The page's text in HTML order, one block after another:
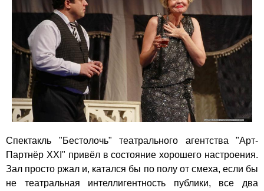
Спектакль "Бестолочь" театрального агентства "Арт-
Партнёр XXI" привёл в состояние хорошего настроения.
Зал просто ржал и, катался бы по полу от смеха, если бы
не театральная интеллигентность публики, все два